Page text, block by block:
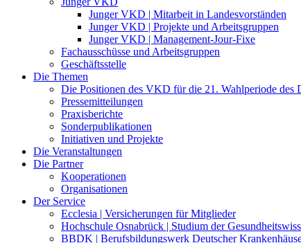
Junger VKD | Mitarbeit in Landesvorständen
Junger VKD | Projekte und Arbeitsgruppen
Junger VKD | Management-Jour-Fixe
Fachausschüsse und Arbeitsgruppen
Geschäftsstelle
Die Themen
Die Positionen des VKD für die 21. Wahlperiode des
Pressemitteilungen
Praxisberichte
Sonderpublikationen
Initiativen und Projekte
Die Veranstaltungen
Die Partner
Kooperationen
Organisationen
Der Service
Ecclesia | Versicherungen für Mitglieder
Hochschule Osnabrück | Studium der
BBDK | Berufsbildungswerk Deutscher